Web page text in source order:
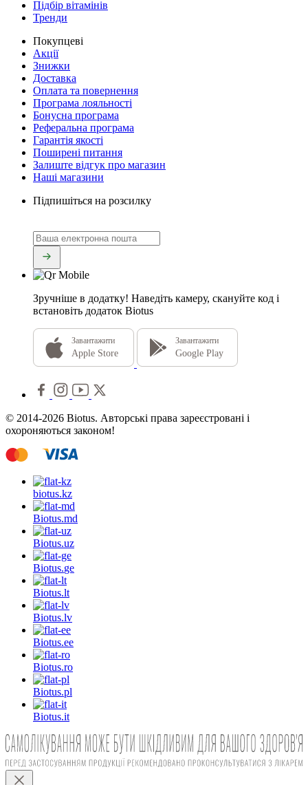
Підбір вітамінів
Тренди
Покупцеві
Акції
Знижки
Доставка
Оплата та повернення
Програма лояльності
Бонусна програма
Реферальна програма
Гарантія якості
Поширені питання
Залиште відгук про магазин
Наші магазини
Підпишіться на розсилку
Зручніше в додатку! Наведіть камеру, скануйте код і
встановіть додаток Biotus
Завантажити
Apple Store
Завантажити
Google Play
© 2014-2026 Biotus. Авторські права зареєстровані і
охороняються законом!
biotus.kz
Biotus.md
Biotus.uz
Biotus.ge
Biotus.lt
Biotus.lv
Biotus.ee
Biotus.ro
Biotus.pl
Biotus.it